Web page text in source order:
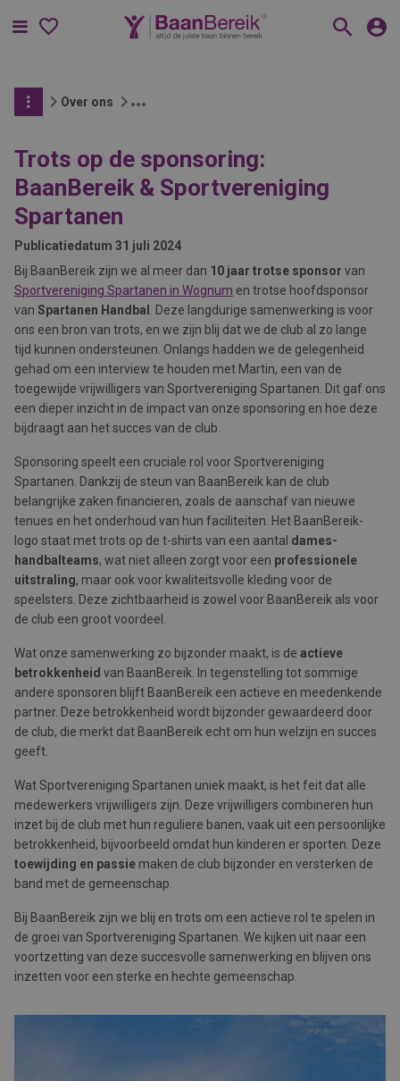
Menu
Over ons
Trots op de sponsoring:
BaanBereik & Sportvereniging
Spartanen
Publicatiedatum 31 juli 2024
Bij BaanBereik zijn we al meer dan 10 jaar trotse sponsor van
Sportvereniging Spartanen in Wognum en trotse hoofdsponsor
van Spartanen Handbal
. Deze langdurige samenwerking is voor
ons een bron van trots, en we zijn blij dat we de club al zo lange
tijd kunnen ondersteunen. Onlangs hadden we de gelegenheid
gehad om een interview te houden met Martin, een van de
toegewijde vrijwilligers van Sportvereniging Spartanen. Dit gaf ons
een dieper inzicht in de impact van onze sponsoring en hoe deze
bijdraagt aan het succes van de club.
Sponsoring speelt een cruciale rol voor Sportvereniging
Spartanen. Dankzij de steun van BaanBereik kan de club
belangrijke zaken financieren, zoals de aanschaf van nieuwe
tenues en het onderhoud van hun faciliteiten. Het BaanBereik-
logo staat met trots op de t-shirts van een aantal dames-
handbalteams, wat niet alleen zorgt voor een professionele
uitstraling, maar ook voor kwaliteitsvolle kleding voor de
speelsters. Deze zichtbaarheid is zowel voor BaanBereik als voor
de club een groot voordeel.
Wat onze samenwerking zo bijzonder maakt, is de actieve
betrokkenheid van BaanBereik. In tegenstelling tot sommige
andere sponsoren blijft BaanBereik een actieve en meedenkende
partner. Deze betrokkenheid wordt bijzonder gewaardeerd door
de club, die merkt dat BaanBereik echt om hun welzijn en succes
geeft.
Wat Sportvereniging Spartanen uniek maakt, is het feit dat alle
medewerkers vrijwilligers zijn. Deze vrijwilligers combineren hun
inzet bij de club met hun reguliere banen, vaak uit een persoonlijke
betrokkenheid, bijvoorbeeld omdat hun kinderen er sporten. Deze
toewijding en passie maken de club bijzonder en versterken de
band met de gemeenschap.
Bij BaanBereik zijn we blij en trots om een actieve rol te spelen in
de groei van Sportvereniging Spartanen. We kijken uit naar een
voortzetting van deze succesvolle samenwerking en blijven ons
inzetten voor een sterke en hechte gemeenschap.